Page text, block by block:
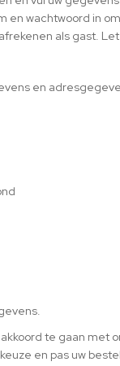
en wachtwoord in
als gast.
en
te gaan
en pas uw